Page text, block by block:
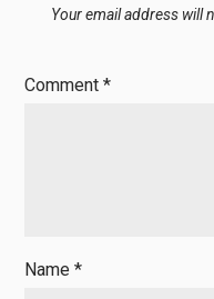
Your email address will
Comment*
Name*